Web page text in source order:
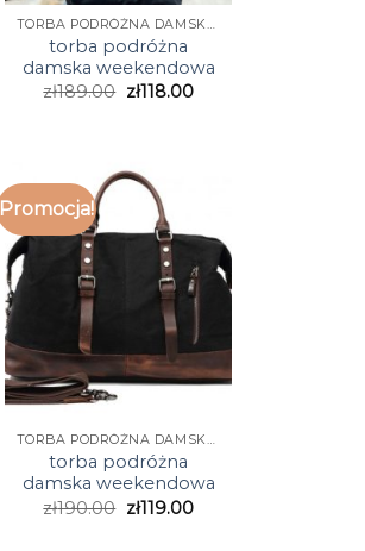
TORBA PODRÓŻNA DAMSKA WEEKENDOWA
torba podróżna
damska weekendowa
zł189.00 zł118.00
Promocja!
TORBA PODRÓŻNA DAMSKA WEEKENDOWA
torba podróżna
damska weekendowa
zł190.00 zł119.00